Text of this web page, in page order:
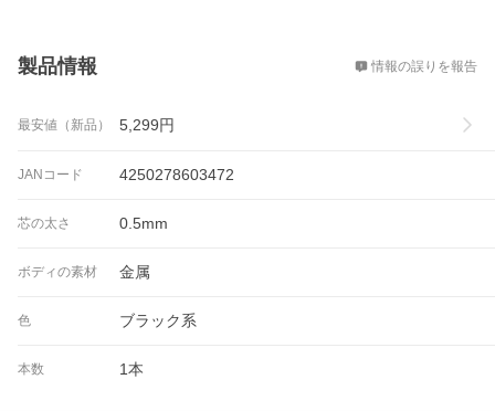
製品情報 情報の誤りを報告
最安値（新品） 5,299円
JANコード 4250278603472
芯の太さ 0.5mm
ボディの素材 金属
色 ブラック系
本数 1本